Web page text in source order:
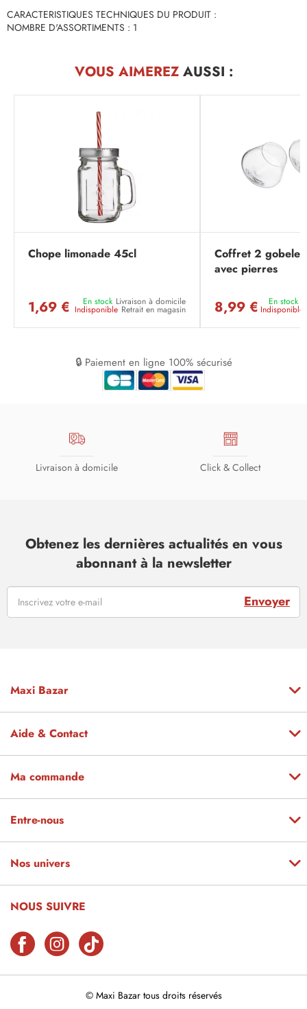
CARACTERISTIQUES TECHNIQUES DU PRODUIT :
NOMBRE D'ASSORTIMENTS : 1
VOUS AIMEREZAUSSI :
Chope limonade 45cl
1,69 € En stock Livraison à domicile
Indisponible Retrait en magasin
Coffret 2
avec pierres
8,99 € En stock
Indisponible
🔒 Paiement en ligne 100% sécurisé
Livraison à domicile Click & Collect
Obtenez les dernières actualités en vous
abonnant à la newsletter
Envoyer
Maxi Bazar
Aide & Contact
Ma commande
Entre-nous
Nos univers
NOUS SUIVRE
© Maxi Bazar tous droits réservés